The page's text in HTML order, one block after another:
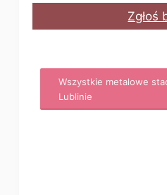
Zgłoś
Wszystkie metalowe
Lublinie